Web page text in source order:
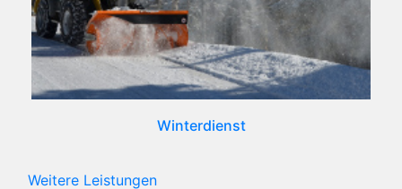
Winterdienst
Weitere Leistungen